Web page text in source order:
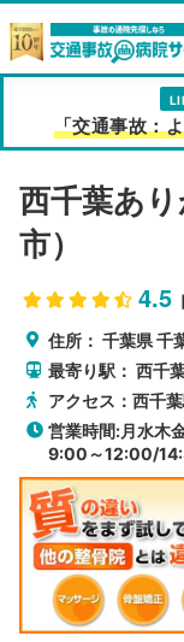
「交通事故：
西千葉あ
市）
4.5
住所：千葉県千
最寄り駅：西千
アクセス：西千
営業時間:月水
9:00～12:00/